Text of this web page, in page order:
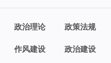
政治理论 政策法规
作风建设 政治建设